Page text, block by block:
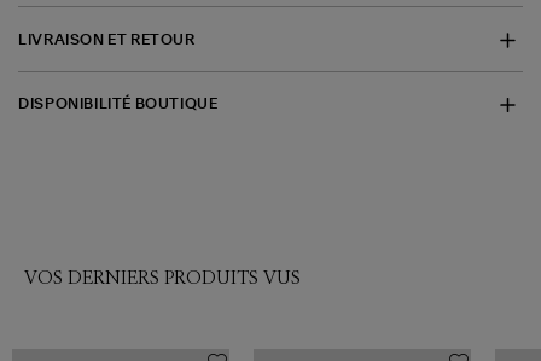
LIVRAISON ET RETOUR
DISPONIBILITÉ BOUTIQUE
VOS DERNIERS PRODUITS VUS